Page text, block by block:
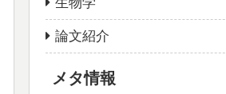
論文紹介
メタ情報